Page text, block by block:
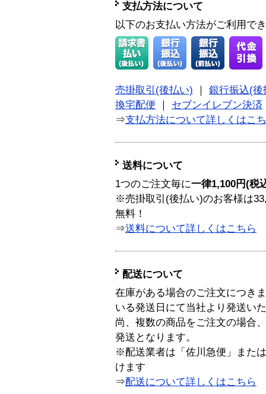
支払方法について
以下のお支払い方法がご利用で
売掛取引(後払い)
銀行振込(後
換宅配便
セブンイレブン決済
⇒支払方法について詳しくはこ
送料について
1つのご注文毎に一律1,100円(税
※売掛取引(後払い)のお客様は
無料！
⇒送料について詳しくはこちら
配送について
在庫がある場合のご注文につき
いる発送日にて当社より発送い
尚、複数の商品をご注文の場合
発送となります。
※配送業者は「佐川急便」また
けます
⇒配送について詳しくはこちら